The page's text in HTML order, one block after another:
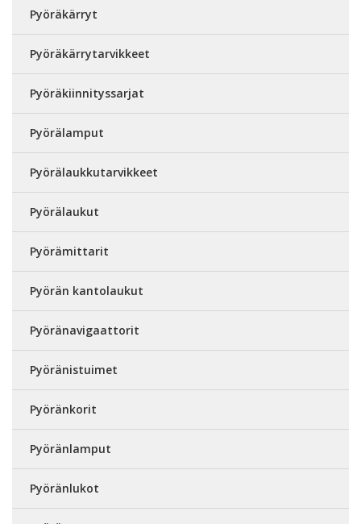
Pyöräkärryt
Pyöräkärrytarvikkeet
Pyöräkiinnityssarjat
Pyörälamput
Pyörälaukkutarvikkeet
Pyörälaukut
Pyörämittarit
Pyörän kantolaukut
Pyöränavigaattorit
Pyöränistuimet
Pyöränkorit
Pyöränlamput
Pyöränlukot